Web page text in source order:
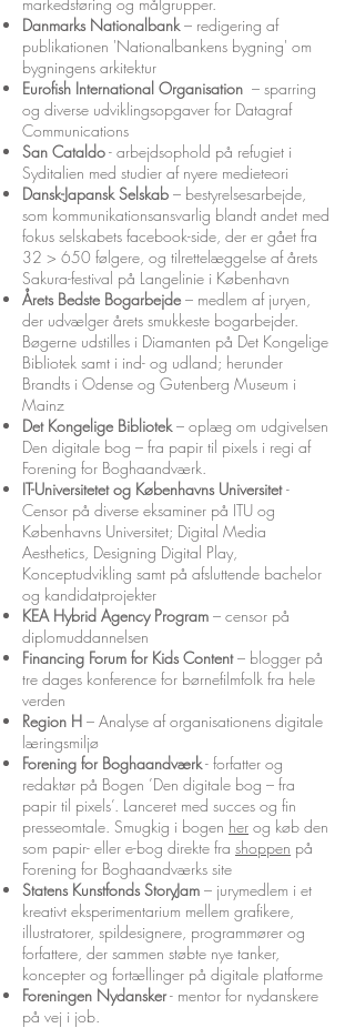
Danmarks Nationalbank– redigering af
publikationen 'Nationalbankens bygning' om
bygningens arkitektur
Eurofish International Organisation – sparring
og diverse udviklingsopgaver for Datagraf
Communications
San Cataldo- arbejdsophold på refugiet i
Syditalien med studier af nyere medieteori
Dansk-Japansk Selskab – bestyrelsesarbejde,
som kommunikationsansvarlig blandt andet med
fokus selskabets facebook-side, der er gået fra
32 > 650 følgere, og tilrettelæggelse af årets
Sakura-festival på Langelinie i København
Årets Bedste Bogarbejde – medlem af juryen,
der udvælger årets smukkeste bogarbejder.
Bøgerne udstilles i Diamanten på Det Kongelige
Bibliotek samt i ind- og udland; herunder
Brandts i Odense og Gutenberg Museum i
Mainz
Det Kongelige Bibliotek– oplæg om udgivelsen
Den digitale bog – fra papir til pixels i regi af
Forening for Boghaandværk.
IT-Universitetet og Københavns Universitet-
Censor på diverse eksaminer på ITU og
Københavns Universitet; Digital Media
Aesthetics, Designing Digital Play,
Konceptudvikling samt på afsluttende bachelor
og kandidatprojekter
KEA Hybrid Agency Program – censor på
diplomuddannelsen
Financing Forum for Kids Content– blogger på
tre dages konference for børnefilmfolk fra hele
verden
Region H – Analyse af organisationens digitale
læringsmiljø
Forening for Boghaandværk- forfatter og
redaktør på Bogen ’Den digitale bog – fra
papir til pixels’. Lanceret med succes og fin
presseomtale. Smugkig i bogen her og køb den
som papir- eller e-bog direkte fra shoppen på
Forening for Boghaandværks site
Statens Kunstfonds StoryJam – jurymedlem i et
kreativt eksperimentarium mellem grafikere,
illustratorer, spildesignere, programmører og
forfattere, der sammen støbte nye tanker,
koncepter og fortællinger på digitale platforme
Foreningen Nydansker- mentor for nydanskere
på vej i job.